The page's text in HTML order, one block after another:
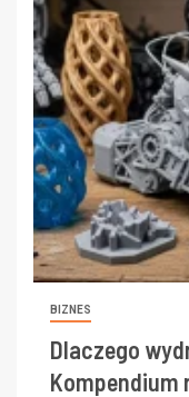
BIZNES
Dlaczego
Kompendium